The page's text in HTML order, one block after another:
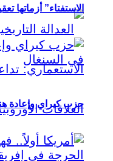
الاستفتاء” أزماتها
حزب كيراي وإعادة